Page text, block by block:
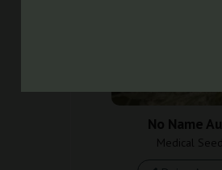
No Name
Medical